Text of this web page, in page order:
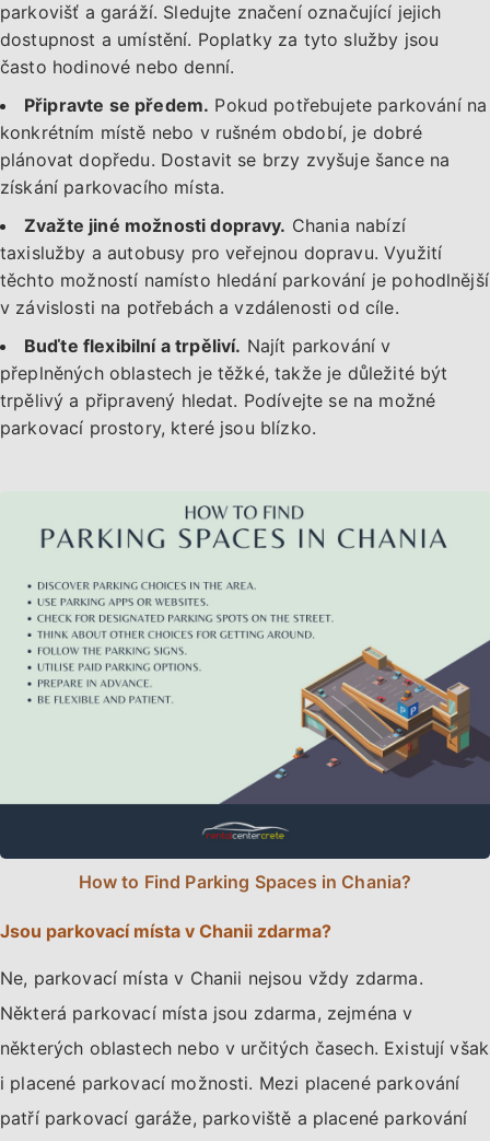
parkovišť a garáží. Sledujte značení označující jejich
dostupnost a umístění. Poplatky za tyto služby jsou
často hodinové nebo denní.
Připravte se předem. Pokud potřebujete parkování na
konkrétním místě nebo v rušném období, je dobré
plánovat dopředu. Dostavit se brzy zvyšuje šance na
získání parkovacího místa.
Zvažte jiné možnosti dopravy. Chania nabízí
taxislužby a autobusy pro veřejnou dopravu. Využití
těchto možností namísto hledání parkování je pohodlnější
v závislosti na potřebách a vzdálenosti od cíle.
Buďte flexibilní a trpěliví. Najít parkování v
přeplněných oblastech je těžké, takže je důležité být
trpělivý a připravený hledat. Podívejte se na možné
parkovací prostory, které jsou blízko.
How to Find Parking Spaces in Chania?
Jsou parkovací místa v Chanii zdarma?
Ne, parkovací místa v Chanii nejsou vždy zdarma.
Některá parkovací místa jsou zdarma, zejména v
některých oblastech nebo v určitých časech. Existují však
i placené parkovací možnosti. Mezi placené parkování
patří parkovací garáže, parkoviště a placené parkování